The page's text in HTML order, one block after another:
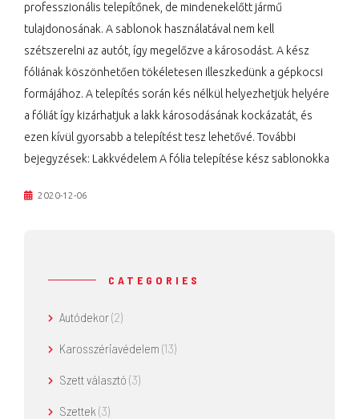
professzionális telepítőnek, de mindenekelőtt jármű
tulajdonosának. A sablonok használatával nem kell
szétszerelni az autót, így megelőzve a károsodást. A kész
fóliának köszönhetően tökéletesen illeszkedünk a gépkocsi
formájához. A telepítés során kés nélkül helyezhetjük helyére
a fóliát így kizárhatjuk a lakk károsodásának kockázatát, és
ezen kívül gyorsabb a telepítést tesz lehetővé. További
bejegyzések: Lakkvédelem A fólia telepítése kész sablonokka
2020-12-06
CATEGORIES
Autódekor(2)
Karosszériavédelem (13)
Szett választó (3)
Szettek (3)